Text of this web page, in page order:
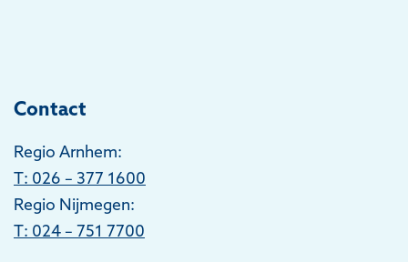
Contact
Regio Arnhem:
T: 026 – 377 1600
Regio Nijmegen:
T: 024 – 751 7700